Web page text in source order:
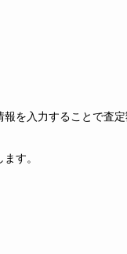
を入力することで査
す。